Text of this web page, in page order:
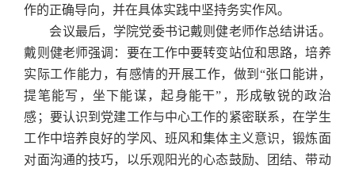
作的正确导向，并在具体实践中坚持务实作风。
会议最后，学院党委书记戴则健老师作总结讲话。
戴则健老师强调：要在工作中要转变站位和思路，培养
实际工作能力，有感情的开展工作，做到“张口能讲，
提笔能写，坐下能谋，起身能干”，形成敏锐的政治
感；要认识到党建工作与中心工作的紧密联系，在学生
工作中培养良好的学风、班风和集体主义意识，锻炼面
对面沟通的技巧，以乐观阳光的心态鼓励、团结、带动